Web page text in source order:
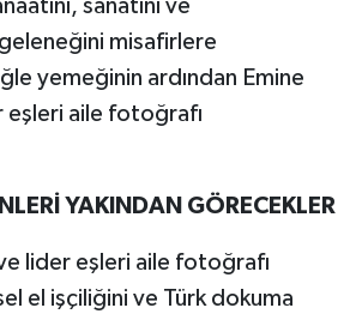
sanatını ve
misafirlere
yemeğinin ardından Emine
eşleri aile fotoğrafı
YAKINDAN GÖRECEKLER
lider eşleri aile fotoğrafı
el işçiliğini ve Türk dokuma